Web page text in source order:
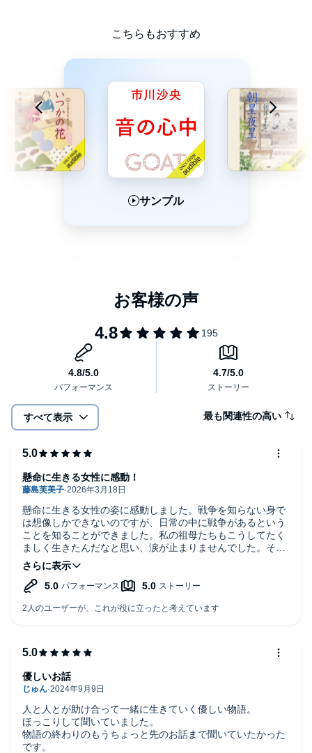
目次
再会 昭和二十四年（一九四九年）
嫁入 大正十五年（一九二六年）
噂話 昭和四年（一九二九年）
戦禍 昭和十六年（一九四一年）
自立 昭和二十四年（一九四九年）
こちらもおすすめ
サンプル
すべて表示 最も関連性の高い
懸命に生きる女性の姿に感動しました。戦争を知らない身で
は想像しかできないのですが、日常の中に戦争があるという
ことを知ることができました。私の祖母たちもこうしてたく
ましく生きたんだなと思い、涙が止まりませんでした。そう
やって私の命がつながれたのかと思うと感謝とともに、今日
もしっかり生きなければ、と気合が入りました。ありがとう
ございました。
懸命に生きる女性に感動！
人と人とが助け合って一緒に生きていく優しい物語。
ほっこりして聞いていました。
物語の終わりのもうちょっと先のお話まで聞いていたかった
です。
優しいお話